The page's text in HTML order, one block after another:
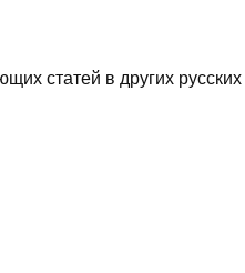
статей в других русских